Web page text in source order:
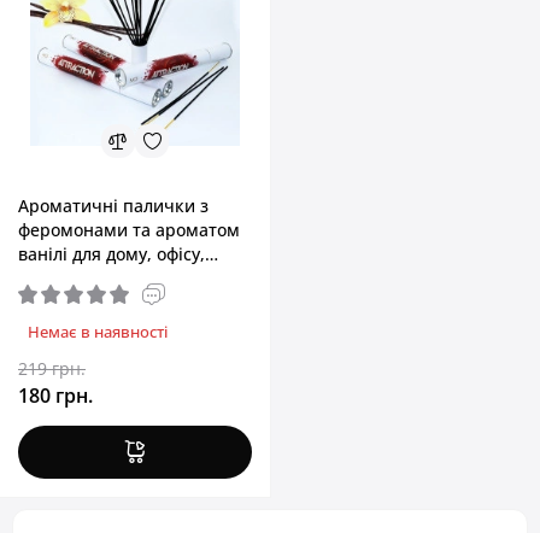
Ароматичні палички з
феромонами та ароматом
ванілі для дому, офісу,
магазину MAI Vanilla, 20 шт
Немає в наявності
219 грн.
180 грн.